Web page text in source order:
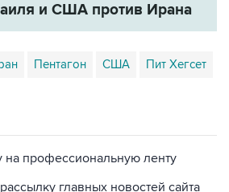
и США против Ирана
Пентагон США Пит Хегсет
на профессиональную ленту
главных новостей сайта